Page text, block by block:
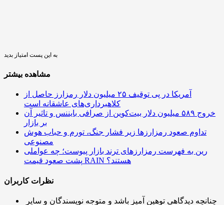
به این پست امتیاز بدید
مشاهده بیشتر
آمریکا در پی توقیف ۲۵ میلیون دلار رمزارز حاصل از
کلاهبرداری‌های عاشقانه است
خروج ۵۸۹ میلیون دلار بیت‌کوین از صرافی بایننس و تاثیر آن
بر بازار
تداوم صعود رمزارزها زیر فشار جنگ، تورم و حباب هوش
مصنوعی
رین به فهرست رمزارزهای ترند بازار پیوست؛ چه عواملی
پشت صعود قیمت RAIN هستند؟
نظرات کاربران